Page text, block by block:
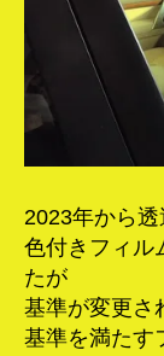
2023年から
色付きフィル
たが
基準が変更さ
基準を満たす